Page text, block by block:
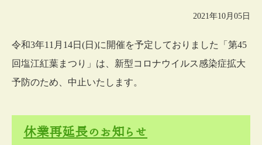
2021年10月05日
令和3年11月14日(日)に開催を予定しておりました「第45
回塩江紅葉まつり」は、新型コロナウイルス感染症拡大
予防のため、中止いたします。
休業再延長のお知らせ